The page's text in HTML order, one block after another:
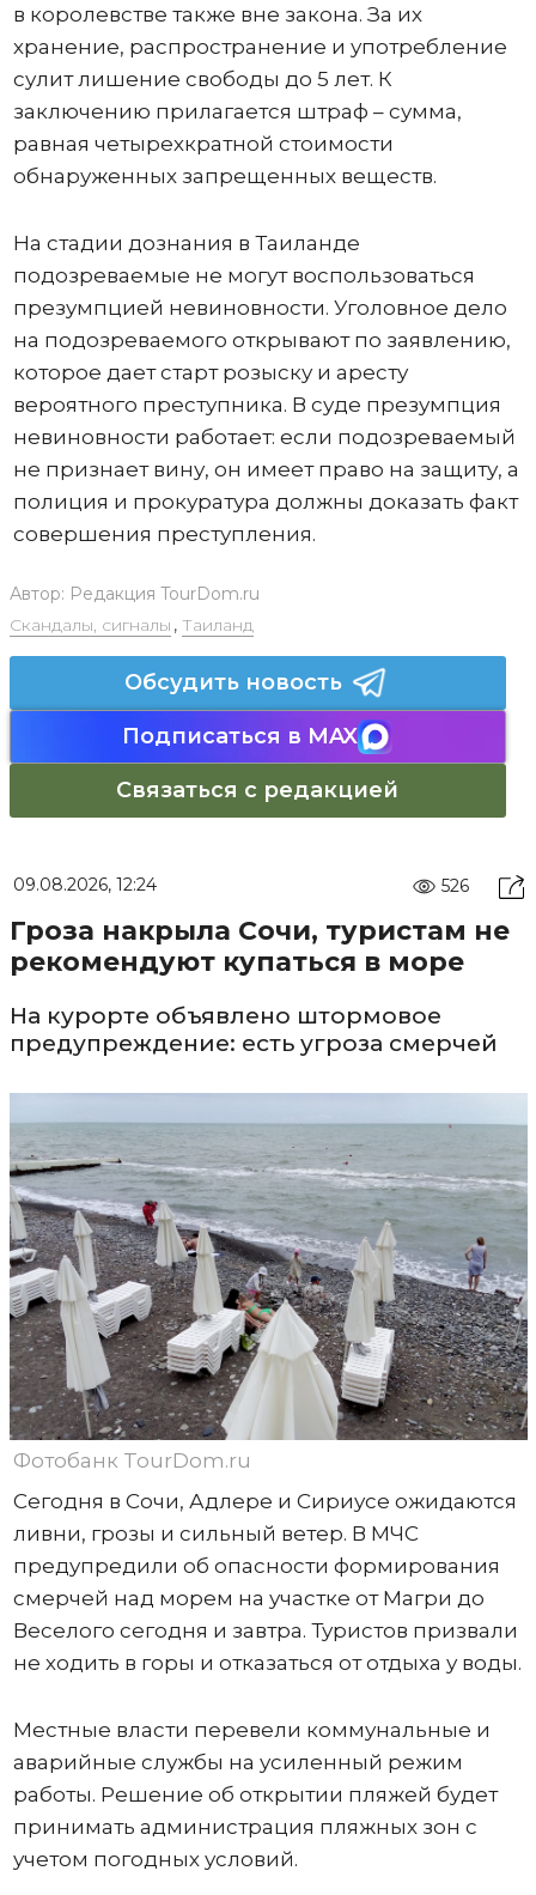
в королевстве также вне закона. За их
хранение, распространение и употребление
сулит лишение свободы до 5 лет. К
заключению прилагается штраф – сумма,
равная четырехкратной стоимости
обнаруженных запрещенных веществ.
На стадии дознания в Таиланде
подозреваемые не могут воспользоваться
презумпцией невиновности. Уголовное дело
на подозреваемого открывают по заявлению,
которое дает старт розыску и аресту
вероятного преступника. В суде презумпция
невиновности работает: если подозреваемый
не признает вину, он имеет право на защиту, а
полиция и прокуратура должны доказать факт
совершения преступления.
Автор: Редакция TourDom.ru
Скандалы, сигналы , Таиланд
Обсудить новость
Подписаться в MAX
Связаться с редакцией
09.08.2026, 12:24 526
Гроза накрыла Сочи, туристам не
рекомендуют купаться в море
На курорте объявлено штормовое
предупреждение: есть угроза смерчей
Фотобанк TourDom.ru
Сегодня в Сочи, Адлере и Сириусе ожидаются
ливни, грозы и сильный ветер. В МЧС
предупредили об опасности формирования
смерчей над морем на участке от Магри до
Веселого сегодня и завтра. Туристов призвали
не ходить в горы и отказаться от отдыха у воды.
Местные власти перевели коммунальные и
аварийные службы на усиленный режим
работы. Решение об открытии пляжей будет
принимать администрация пляжных зон с
учетом погодных условий.